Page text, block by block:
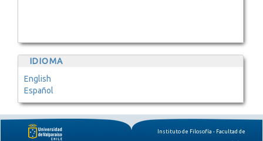
IDIOMA
English
Español
Instituto de Filosofía - Facultad de